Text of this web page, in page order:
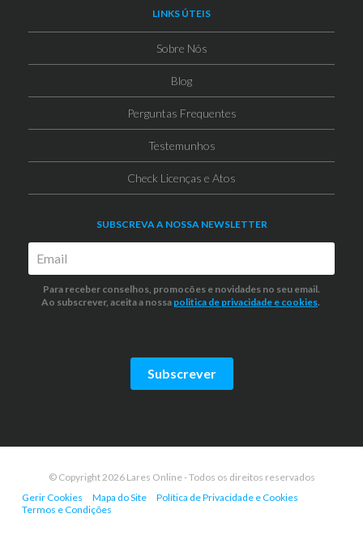
LINKS ÚTEIS
Sobre Nós
Blog
Perguntas Frequentes
Testemunhos
Check Licenças e Atos
SUBSCREVA A NOSSA NEWSLETTER
Para receber conselhos, promocões e novidades no seu email.
Ao subscrever, aceita a nossa politica de privacidade e cookies.
Subscrever
© Copyright 2026 Lares Online - Todos os direitos reservados
Gerir Cookies
Mapa do Site
Política de Privacidade e Cookies
Termos e Condições